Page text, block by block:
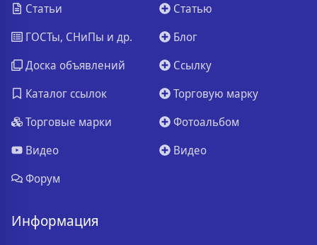
Статьи
ГОСТы, СНиПы и др.
Доска объявлений
Каталог ссылок
Торговые марки
Видео
Форум
Статью
Блог
Ссылку
Торговую марку
Фотоальбом
Видео
Информация